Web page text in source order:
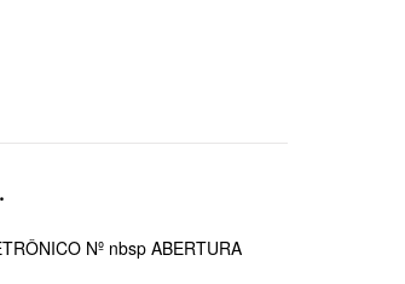
Nº nbsp ABERTURA